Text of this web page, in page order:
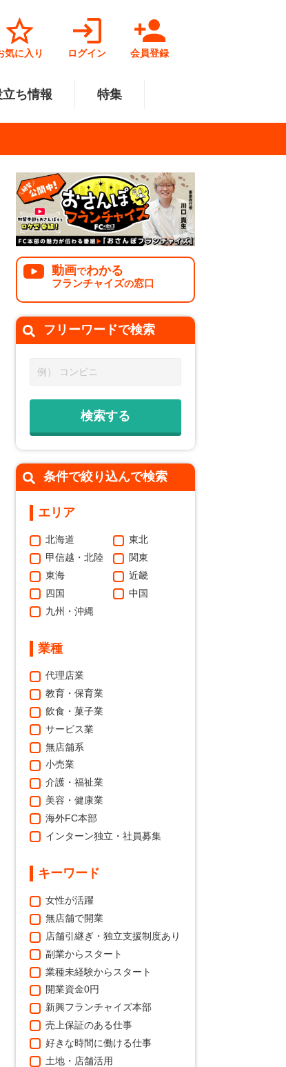
気に入り ログイン
会員登録
サービス業
美容・健康業
万円 501万円～1000万円
関東
中国
リペアクリーニング
法人様オススメ
立ち情報 特集
動画でわかる
フランチャイズの窓口
フリーワードで検索
条件で絞り込んで検索
エリア
北海道
東北
甲信越・北陸
関東
東海
近畿
四国
中国
九州・沖縄
業種
代理店業
教育・保育業
飲食・菓子業
サービス業
無店舗系
小売業
介護・福祉業
美容・健康業
海外FC本部
インターン独立・社員募集
キーワード
女性が活躍
無店舗で開業
店舗引継ぎ・独立支援制度あり
副業からスタート
業種未経験からスタート
開業資金0円
新興フランチャイズ本部
売上保証のある仕事
好きな時間に働ける仕事
土地・店舗活用